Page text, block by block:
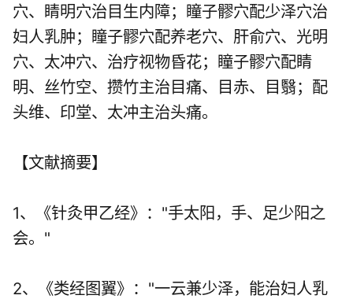
穴、睛明穴治目生内障；瞳子髎穴配少泽穴治
妇人乳肿；瞳子髎穴配养老穴、肝俞穴、光明
穴、太冲穴、治疗视物昏花；瞳子髎穴配睛
明、丝竹空、攒竹主治目痛、目赤、目翳；配
头维、印堂、太冲主治头痛。
【文献摘要】
1、《针灸甲乙经》："手太阳，手、足少阳之
会。"
2、《类经图翼》："一云兼少泽，能治妇人乳